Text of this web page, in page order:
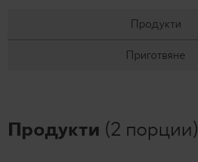
Продукти
Приготвяне
Продукти (2 порции)